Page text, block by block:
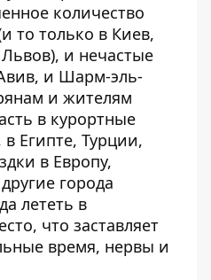
количество
то только в Киев,
и нечастые
и Шарм-эль-
и жителям
в курортные
Египте, Турции,
в Европу,
города
лететь в
что заставляет
время, нервы и